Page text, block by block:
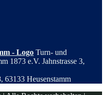
Turn- und
1873 e.V. Jahnstrasse 3,
63133 Heusenstamm